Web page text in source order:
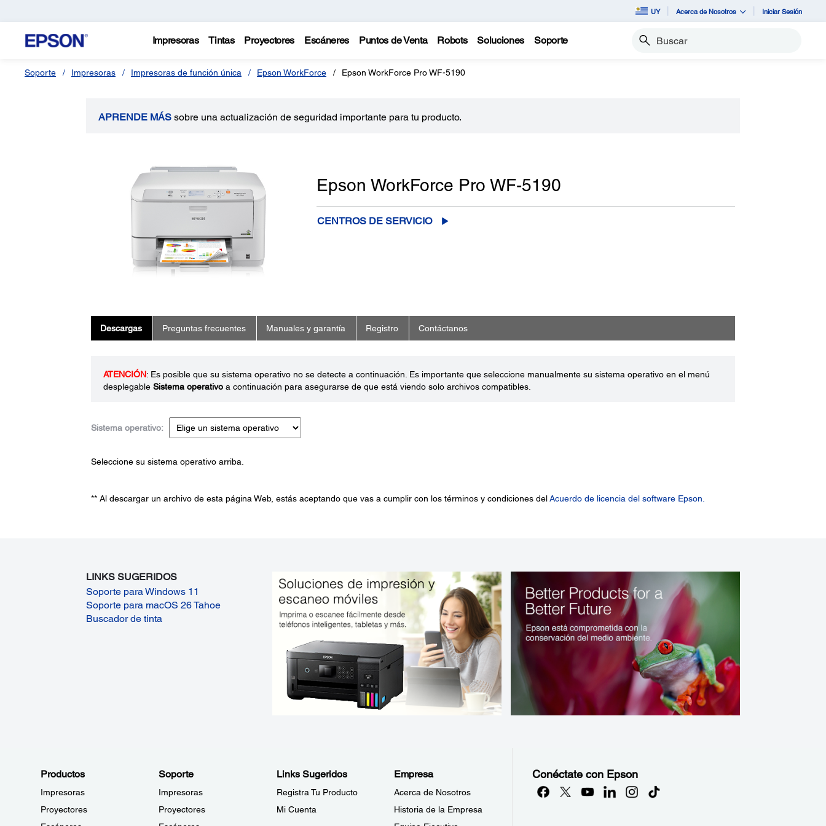
UY Acerca de Nosotros Iniciar Sesión
Impresoras Tintas Proyectores Escáneres Puntos de Venta Robots Soluciones Soporte Buscar
Soporte Impresoras Impresoras de función única Epson WorkForce Epson WorkForce Pro WF-5190
APRENDE MÁS sobre una actualización de seguridad importante para tu producto.
Epson WorkForce Pro WF-5190
CENTROS DE SERVICIO
Descargas Preguntas frecuentes Manuales y garantía Registro Contáctanos
ATENCIÓN: Es posible que su sistema operativo no se detecte a continuación. Es importante que seleccione manualmente su sistema operativo en el menú
desplegable Sistema operativoa continuación para asegurarse de que está viendo solo archivos compatibles.
Sistema operativo:
Seleccione su sistema operativo arriba.
** Al descargar un archivo de esta página Web, estás aceptando que vas a cumplir con los términos y condiciones delAcuerdo de licencia del software Epson.
LINKS SUGERIDOS
Soporte para Windows 11
Soporte para macOS 26 Tahoe
Buscador de tinta
Productos
Impresoras
Proyectores
Soporte
Impresoras
Proyectores
Links Sugeridos
Registra Tu Producto
Mi Cuenta
Empresa
Acerca de Nosotros
Historia de la Empresa
Conéctate con Epson